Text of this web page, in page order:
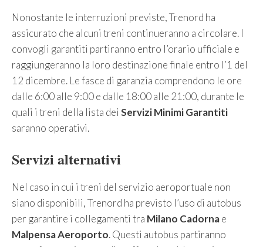
Nonostante le interruzioni previste, Trenord ha
assicurato che alcuni treni continueranno a circolare. I
convogli garantiti partiranno entro l’orario ufficiale e
raggiungeranno la loro destinazione finale entro l’1 del
12 dicembre. Le fasce di garanzia comprendono le ore
dalle 6:00 alle 9:00 e dalle 18:00 alle 21:00, durante le
quali i treni della lista dei Servizi Minimi Garantiti
saranno operativi.
Servizi alternativi
Nel caso in cui i treni del servizio aeroportuale non
siano disponibili, Trenord ha previsto l’uso di autobus
per garantire i collegamenti tra Milano Cadornae
Malpensa Aeroporto. Questi autobus partiranno